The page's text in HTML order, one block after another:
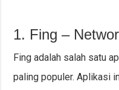
1. Fing –
Fing adalah salah satu
paling populer. Aplikasi